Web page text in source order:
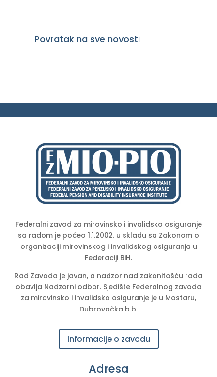
Povratak na sve novosti
Federalni zavod za mirovinsko i invalidsko osiguranje
sa radom je počeo 1.1.2002. u skladu sa Zakonom o
organizaciji mirovinskog i invalidskog osiguranja u
Federaciji BiH.
Rad Zavoda je javan, a nadzor nad zakonitošću rada
obavlja Nadzorni odbor. Sjedište Federalnog zavoda
za mirovinsko i invalidsko osiguranje je u Mostaru,
Dubrovačka b.b.
Informacije o zavodu
Adresa